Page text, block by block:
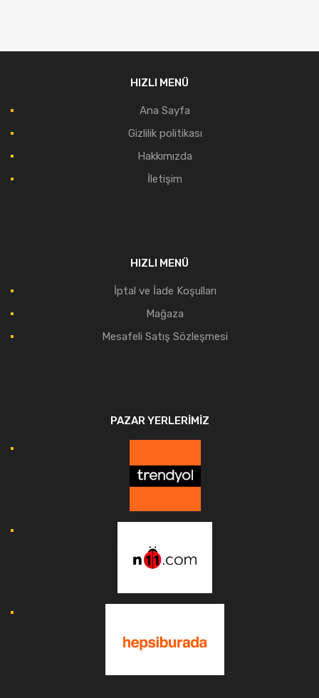
HIZLI MENÜ
Ana Sayfa
Gizlilik politikası
Hakkımızda
İletişim
HIZLI MENÜ
İptal ve İade Koşulları
Mağaza
Mesafeli Satış Sözleşmesi
PAZAR YERLERIMIZ